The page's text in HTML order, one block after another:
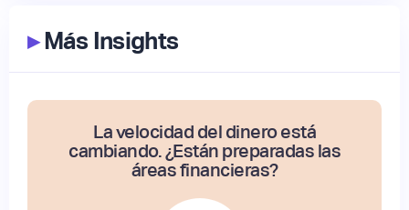
▸Más Insights
La velocidad del dinero está
cambiando. ¿Están preparadas las
áreas financieras?